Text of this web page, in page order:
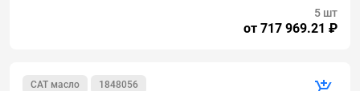
от 717 969.21 ₽
5 шт
1848056
CAT масло